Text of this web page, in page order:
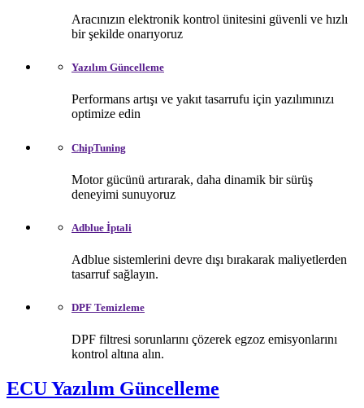
Aracınızın elektronik kontrol ünitesini güvenli ve hızlı
bir şekilde onarıyoruz
Yazılım Güncelleme
Performans artışı ve yakıt tasarrufu için yazılımınızı
optimize edin
ChipTuning
Motor gücünü artırarak, daha dinamik bir sürüş
deneyimi sunuyoruz
Adblue İptali
Adblue sistemlerini devre dışı bırakarak maliyetlerden
tasarruf sağlayın.
DPF Temizleme
DPF filtresi sorunlarını çözerek egzoz emisyonlarını
kontrol altına alın.
ECU Yazılım Güncelleme